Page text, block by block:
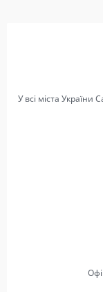
У всі міста